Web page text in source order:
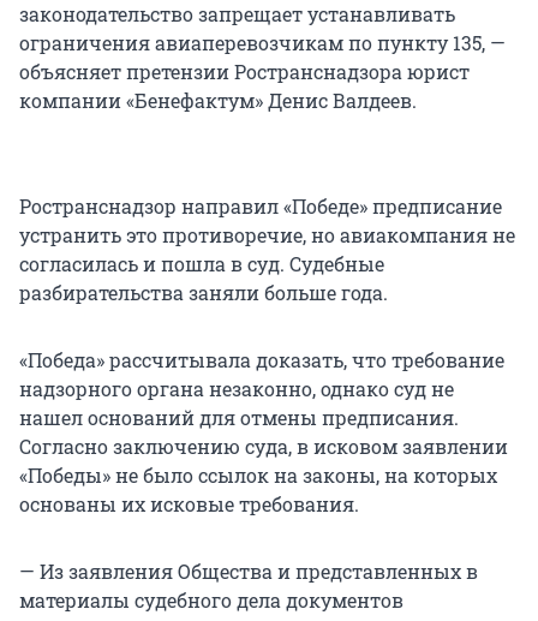
законодательство запрещает устанавливать
ограничения авиаперевозчикам по пункту 135, —
объясняет претензии Ространснадзора юрист
компании «Бенефактум» Денис Валдеев.
Ространснадзор направил «Победе» предписание
устранить это противоречие, но авиакомпания не
согласилась и пошла в суд. Судебные
разбирательства заняли больше года.
«Победа» рассчитывала доказать, что требование
надзорного органа незаконно, однако суд не
нашел оснований для отмены предписания.
Согласно заключению суда, в исковом заявлении
«Победы» не было ссылок на законы, на которых
основаны их исковые требования.
— Из заявления Общества и представленных в
материалы судебного дела документов